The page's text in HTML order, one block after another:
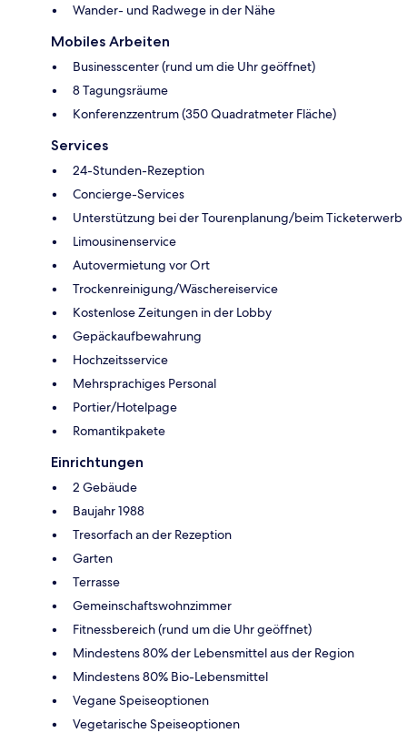
Wander- und Radwege in der Nähe
Mobiles Arbeiten
Businesscenter (rund um die Uhr geöffnet)
8 Tagungsräume
Konferenzzentrum (350 Quadratmeter Fläche)
Services
24-Stunden-Rezeption
Concierge-Services
Unterstützung bei der Tourenplanung/beim Ticketerwerb
Limousinenservice
Autovermietung vor Ort
Trockenreinigung/Wäschereiservice
Kostenlose Zeitungen in der Lobby
Gepäckaufbewahrung
Hochzeitsservice
Mehrsprachiges Personal
Portier/Hotelpage
Romantikpakete
Einrichtungen
2 Gebäude
Baujahr 1988
Tresorfach an der Rezeption
Garten
Terrasse
Gemeinschaftswohnzimmer
Fitnessbereich (rund um die Uhr geöffnet)
Mindestens 80% der Lebensmittel aus der Region
Mindestens 80% Bio-Lebensmittel
Vegane Speiseoptionen
Vegetarische Speiseoptionen